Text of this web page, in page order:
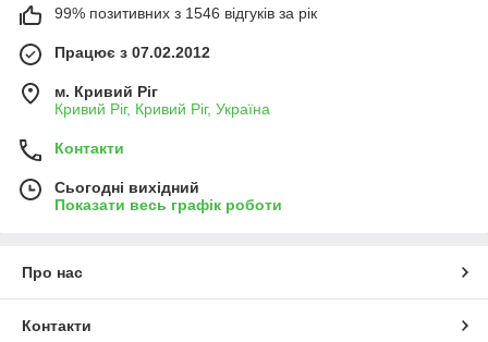
99% позитивних з 1546 відгуків за рік
Працює з 07.02.2012
м. Кривий Ріг
Кривий Ріг, Кривий Ріг, Україна
Контакти
Сьогодні вихідний
Показати весь графік роботи
Про нас
Контакти